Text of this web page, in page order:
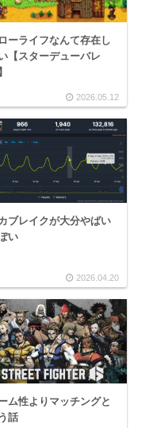
ーライフなんて存在し
【スターデューバレ
2026.05.12
ブレイクが大分やばい
い
2026.04.20
ム性よりマッチングと
話